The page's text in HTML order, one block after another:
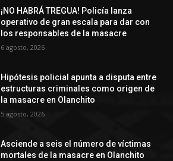
¡NO HABRÁ TREGUA! Policía lanza
operativo de gran escala para dar con
los responsables de la masacre
6 agosto, 2026
Hipótesis policial apunta a disputa entre
estructuras criminales como origen de
la masacre en Olanchito
5 agosto, 2026
Asciende a seis el número de víctimas
mortales de la masacre en Olanchito